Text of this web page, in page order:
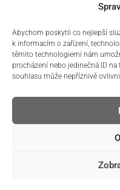
Abychom poskytli co nejlepší
k informacím o zařízení,
těmito technologiemi nám
procházení nebo jedinečná ID
souhlasu může nepříznivě
Doprava
Ochrana osobních